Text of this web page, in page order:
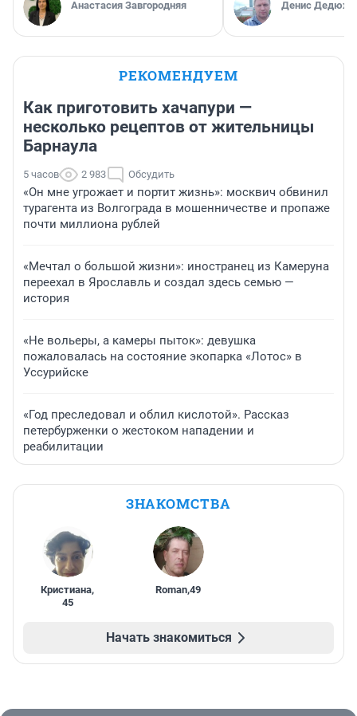
Анастасия Завгородняя Денис
РЕКОМЕНДУЕМ
Как приготовить хачапури —
несколько рецептов от жительницы
Барнаула
5 часов 2 983 Обсудить
«Он мне угрожает и портит жизнь»: москвич обвинил
турагента из Волгограда в мошенничестве и пропаже
почти миллиона рублей
«Мечтал о большой жизни»: иностранец из Камеруна
переехал в Ярославль и создал здесь семью —
история
«Не вольеры, а камеры пыток»: девушка
пожаловалась на состояние экопарка «Лотос» в
Уссурийске
«Год преследовал и облил кислотой». Рассказ
петербурженки о жестоком нападении и
реабилитации
ЗНАКОМСТВА
Кристиана,
45
Roman,49
Начать знакомиться